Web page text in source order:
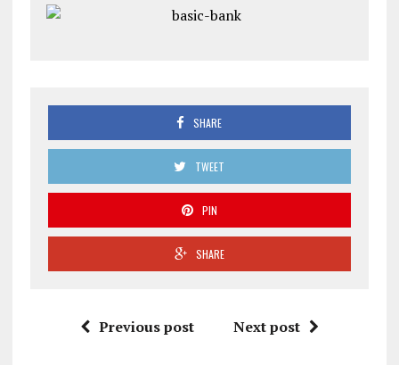
SHARE
TWEET
PIN
SHARE
Previous post Next post